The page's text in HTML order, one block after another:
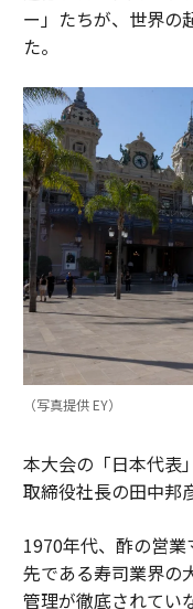
ー」たちが、世界の
た。
（写真提供 EY）
本大会の「日本代表
取締役社長の田中邦
1970年代、酢の営
先である寿司業界の
管理が徹底されてい